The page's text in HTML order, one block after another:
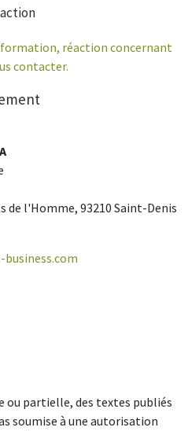
réaction concernant
contacter.
de l'Homme, 93210 Saint-Denis
partielle, des textes publiés
soumise à une autorisation